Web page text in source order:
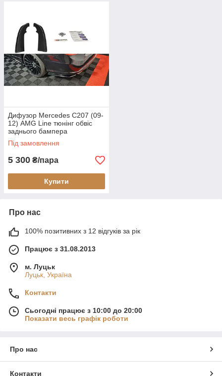
Дифузор Mercedes С207 (09-
12) AMG Line тюнінг обвіс
заднього бампера
Під замовлення
5 300 ₴/пара
Купити
Про нас
100% позитивних з 12 відгуків за рік
Працює з 31.08.2013
м. Луцьк
Луцьк, Україна
Контакти
Сьогодні працює з 10:00 до 20:00
Показати весь графік роботи
Про нас
Контакти